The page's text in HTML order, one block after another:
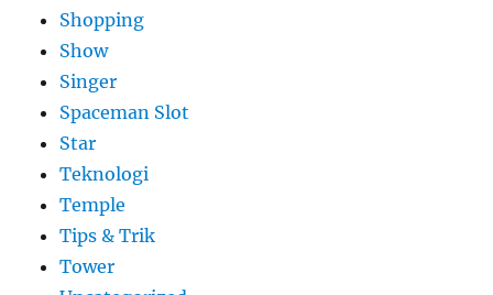
Shopping
Show
Singer
Spaceman Slot
Star
Teknologi
Temple
Tips & Trik
Tower